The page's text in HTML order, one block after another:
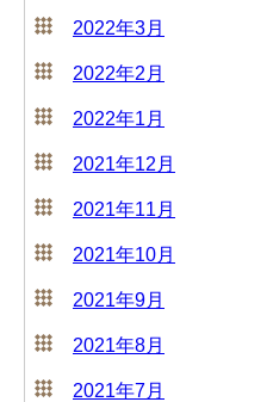
2022年3月
2022年2月
2022年1月
2021年12月
2021年11月
2021年10月
2021年9月
2021年8月
2021年7月